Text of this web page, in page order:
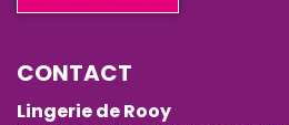
CONTACT
Lingerie de Rooy